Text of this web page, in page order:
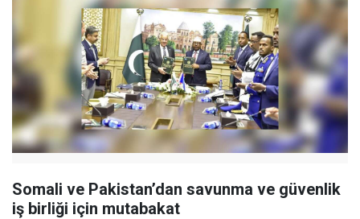
Somali ve Pakistan’dan savunma ve güvenlik
iş birliği için mutabakat